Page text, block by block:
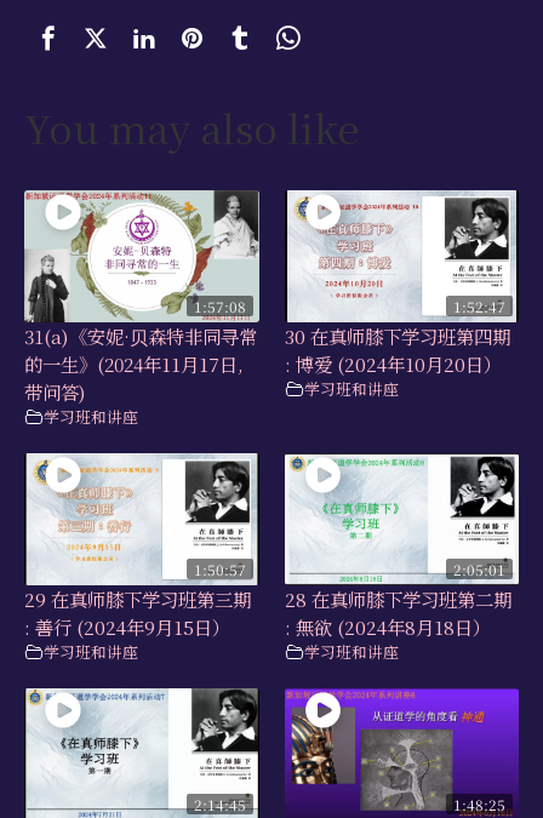
You may also like
1:57:08
31(a)《安妮·⻉森特非同寻常
的一生》(2024年11月17日,
带问答)
学习班和讲座
1:52:47
30 在真师膝下学习班第四期
: 博爱 (2024年10月20日）
学习班和讲座
1:50:57
29 在真师膝下学习班第三期
: 善行 (2024年9月15日）
学习班和讲座
2:05:01
28 在真师膝下学习班第二期
: 無欲 (2024年8月18日）
学习班和讲座
2:14:45 1:48:25